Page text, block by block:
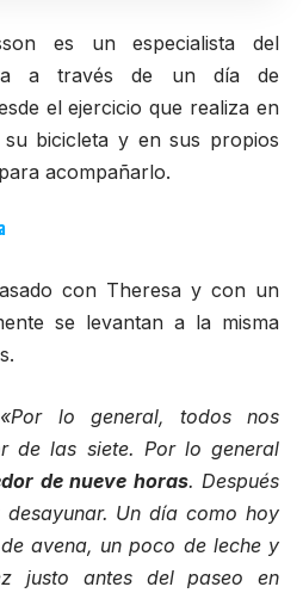
es un especialista del
a través de un día de
el ejercicio que realiza en
bicicleta y en sus propios
acompañarlo.
con Theresa y con un
se levantan a la misma
«Por lo general, todos nos
de las siete. Por lo general
de nueve horas. Después
Un día como hoy
avena, un poco de leche y
justo antes del paseo en